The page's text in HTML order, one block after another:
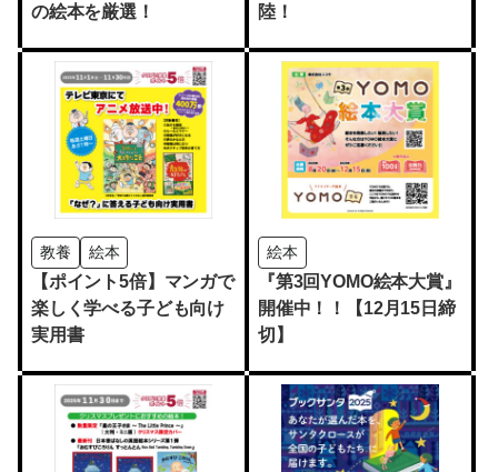
の絵本を厳選！
陸！
教養 絵本
【ポイント5倍】マンガで
楽しく学べる子ども向け
実用書
絵本
『第3回YOMO絵本大賞』
開催中！！【12月15日締
切】